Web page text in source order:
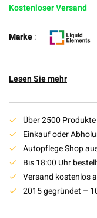
Kostenloser Versand
Marke:
Lesen Sie mehr
Über 2500
Einkauf oder
Autopflege Shop
Bis 18:00 Uhr
Versand kostenlos
2015 gegründet –